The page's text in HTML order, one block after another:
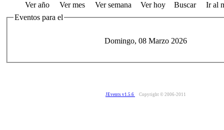
Ver año Ver mes Ver semana Ver hoy Buscar
Ir al
Eventos para el
Domingo, 08 Marzo 2026
JEvents v1.5.6 Copyright © 2006-2011